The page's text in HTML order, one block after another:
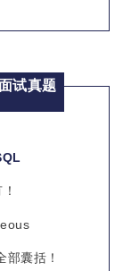
试真题
囊括！